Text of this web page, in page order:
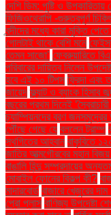
দেশি ডিম: পুষ্টি ও
ফিজিওথেরাপি -গুরুত্বপূর্ণ
বন্দীদের মধ্যে কারা মুক্তি
গোলটাই থাকে বেশি মনে
তেমন সাজো’ ফেব্রুয়ারিতে
পরিবারের দায়িত্ব নিলেন
হবে এই ১০ টিপস ফ্রিদা এবং
জায়েদ ফ্ল্যাট ও ব্যাংক হিসাব
বছরের প্রথম দিনেই
চ্যাম্পিয়নদের বরণ
পৌঁছে গেছে যে বললেন ট্রাম্প
স্থগিতের আহ্বান বাকৃবিতে
জাতির আত্মগৌরবের মহান
বাঙালি হিন্দু সম্প্রদায়ের
মোবাইল ফোনের বিকল্প কী?
মাদারবোর্ড বাজারে খেজুরের দাম
প্রো প্লাস বাণিজ্য উপদেষ্টা